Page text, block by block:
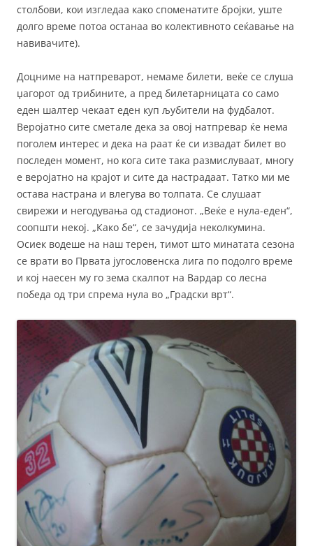
столбови, кои изгледаа како споменатите бројки, уште
долго време потоа останаа во колективното сеќавање на
навивачите).
Доцниме на натпреварот, немаме билети, веќе се слуша
џагорот од трибините, а пред билетарницата со само
еден шалтер чекаат еден куп љубители на фудбалот.
Веројатно сите сметале дека за овој натпревар ќе нема
поголем интерес и дека на раат ќе си извадат билет во
последен момент, но кога сите така размислуваат, многу
е веројатно на крајот и сите да настрадаат. Татко ми ме
остава настрана и влегува во толпата. Се слушаат
свирежи и негодувања од стадионот. „Веќе е нула-еден“,
соопшти некој. „Како бе“, се зачудија неколкумина.
Осиек водеше на наш терен, тимот што минатата сезона
се врати во Првата југословенска лига по подолго време
и кој наесен му го зема скалпот на Вардар со лесна
победа од три спрема нула во „Градски врт“.